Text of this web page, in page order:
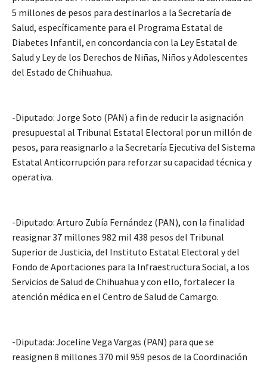
5 millones de pesos para destinarlos a la Secretaría de
Salud, específicamente para el Programa Estatal de
Diabetes Infantil, en concordancia con la Ley Estatal de
Salud y Ley de los Derechos de Niñas, Niños y Adolescentes
del Estado de Chihuahua.
-Diputado: Jorge Soto (PAN) a fin de reducir la asignación
presupuestal al Tribunal Estatal Electoral por un millón de
pesos, para reasignarlo a la Secretaría Ejecutiva del Sistema
Estatal Anticorrupción para reforzar su capacidad técnica y
operativa.
-Diputado: Arturo Zubía Fernández (PAN), con la finalidad
reasignar 37 millones 982 mil 438 pesos del Tribunal
Superior de Justicia, del Instituto Estatal Electoral y del
Fondo de Aportaciones para la Infraestructura Social, a los
Servicios de Salud de Chihuahua y con ello, fortalecer la
atención médica en el Centro de Salud de Camargo.
-Diputada: Joceline Vega Vargas (PAN) para que se
reasignen 8 millones 370 mil 959 pesos de la Coordinación